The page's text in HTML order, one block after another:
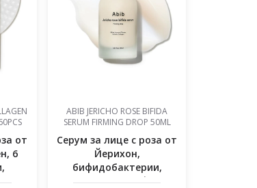
от
6
ABIB JERICHO ROSE BIFIDA
SERUM FIRMING DROP 50ML
Серум за лице с роза от
Йерихон,
бифидобактерии,
лактобацилус фер...